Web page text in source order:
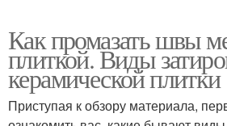
Как промазать швы
плиткой. Виды
керамической плитки
Приступая к обзору материала,